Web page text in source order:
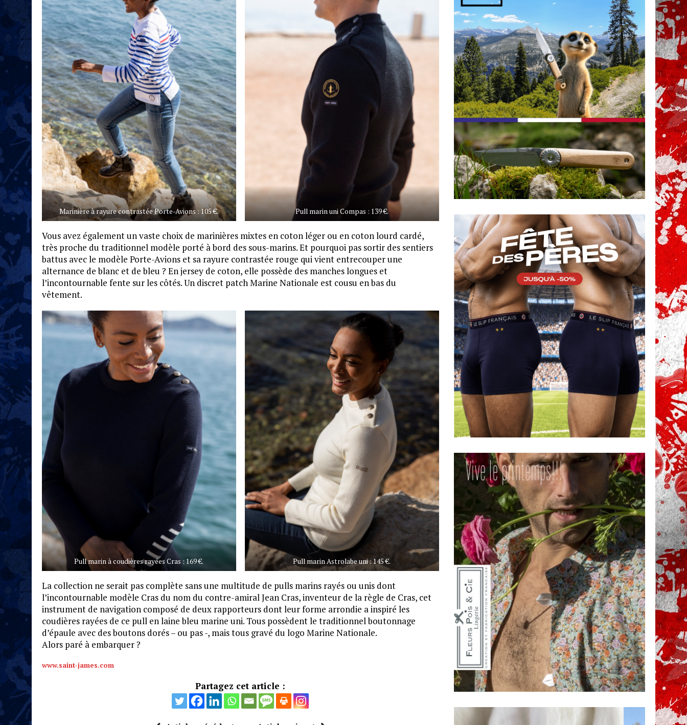
Marinière à rayure contrastée Porte-Avions : 105 €. Pull marin uni Compas : 139 €.
Vous avez également un vaste choix de marinières mixtes en coton léger ou en coton lourd cardé,
très proche du traditionnel modèle porté à bord des sous-marins. Et pourquoi pas sortir des sentiers
battus avec le modèle Porte-Avions et sa rayure contrastée rouge qui vient entrecouper une
alternance de blanc et de bleu ? En jersey de coton, elle possède des manches longues et
l’incontournable fente sur les côtés. Un discret patch Marine Nationale est cousu en bas du
vêtement.
Pull marin à coudières rayées Cras : 169 €. Pull marin Astrolabe uni : 145 €.
La collection ne serait pas complète sans une multitude de pulls marins rayés ou unis dont
l’incontournable modèle Cras du nom du contre-amiral Jean Cras, inventeur de la règle de Cras, cet
instrument de navigation composé de deux rapporteurs dont leur forme arrondie a inspiré les
coudières rayées de ce pull en laine bleu marine uni. Tous possèdent le traditionnel boutonnage
d’épaule avec des boutons dorés – ou pas -, mais tous gravé du logo Marine Nationale.
Alors paré à embarquer ?
www.saint-james.com
Partagez cet article :